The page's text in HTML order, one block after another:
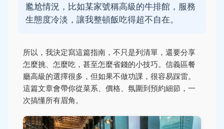
尷尬情況，比如某家號稱高級的牛排館，服務
生態度冷淡，讓我整頓飯吃得超不自在。
所以，我決定寫這篇指南，不只是列清單，還要分享
怎麼挑、怎麼吃，甚至怎麼省錢的小技巧。信義區餐
廳高級的選擇很多，但如果不做功課，很容易踩雷。
這篇文章會帶你從菜系、價格、氛圍到預約細節，一
次搞懂所有眉角。